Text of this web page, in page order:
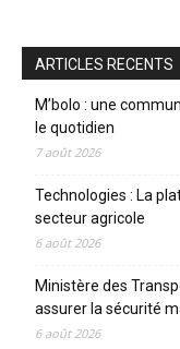
ARTICLES RECENTS
M’bolo : une
le quotidien
7 août 2026
Technologies : La
secteur agricole
6 août 2026
Ministère des
assurer la sécurité
6 août 2026